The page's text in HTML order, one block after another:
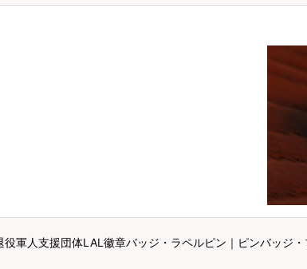
軍人支援団体LAL徽章バッジ・ラペルピン｜ピンバッジ・